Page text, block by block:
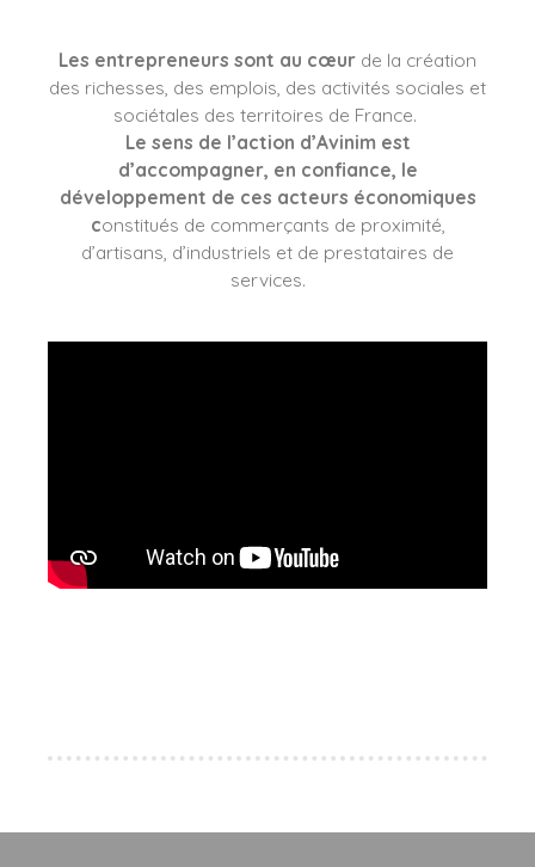
Les entrepreneurs sont au cœur de la création
des richesses, des emplois, des activités sociales et
sociétales des territoires de France.
Le sens de l’action d’Avinim est
d’accompagner, en confiance, le
développement de ces acteurs économiques
constitués de commerçants de proximité,
d’artisans, d’industriels et de prestataires de
services.